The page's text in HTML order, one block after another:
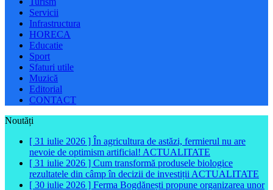
Servicii
Infrastructura
HORECA
Educatie
Sport
Sfaturi utile
Muzică
Editorial
CONTACT
Noutăți
[ 31 iulie 2026 ] În agricultura de astăzi, fermierul nu are
nevoie de optimism artificial! ACTUALITATE
[ 31 iulie 2026 ] Cum transformă produsele biologice
rezultatele din câmp în decizii de investiții ACTUALITATE
[ 30 iulie 2026 ] Ferma Bogdănești propune organizarea unor